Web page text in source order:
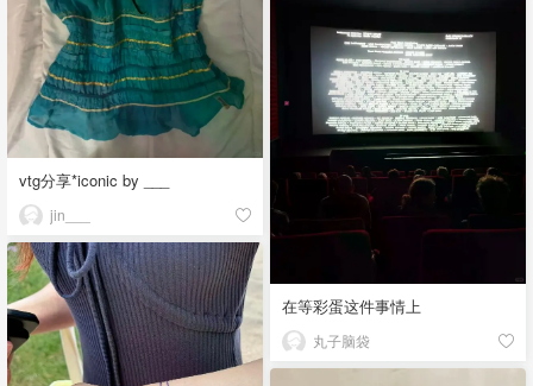
vtg分享*iconic by ___
jin___
在等彩蛋这件事情上
丸子脑袋